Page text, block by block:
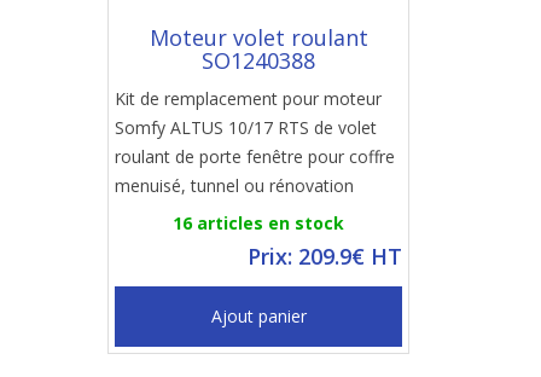
Moteur volet roulant
SO1240388
Kit de remplacement pour moteur
Somfy ALTUS 10/17 RTS de volet
roulant de porte fenêtre pour coffre
menuisé, tunnel ou rénovation
16 articles en stock
Prix: 209.9€ HT
Ajout panier